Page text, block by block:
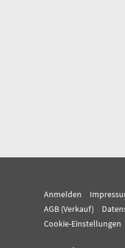
Anmelden
AGB (Verkauf)
Cookie-Einstellungen